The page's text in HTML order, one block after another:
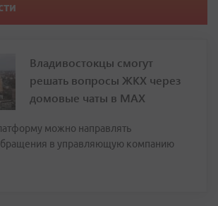
Владивостокцы смогут
решать вопросы ЖКХ через
домовые чаты в МАХ
можно направлять
в управляющую компанию